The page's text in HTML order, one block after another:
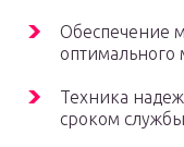
Обеспечение
Техника
сроком